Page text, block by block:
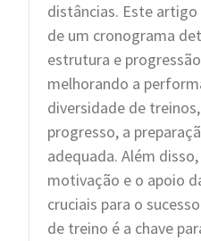
distâncias. Este
de um cronograma
estrutura e
melhorando a
diversidade de
progresso, a
adequada. Além
motivação e o apoio
cruciais para o
de treino é a chave